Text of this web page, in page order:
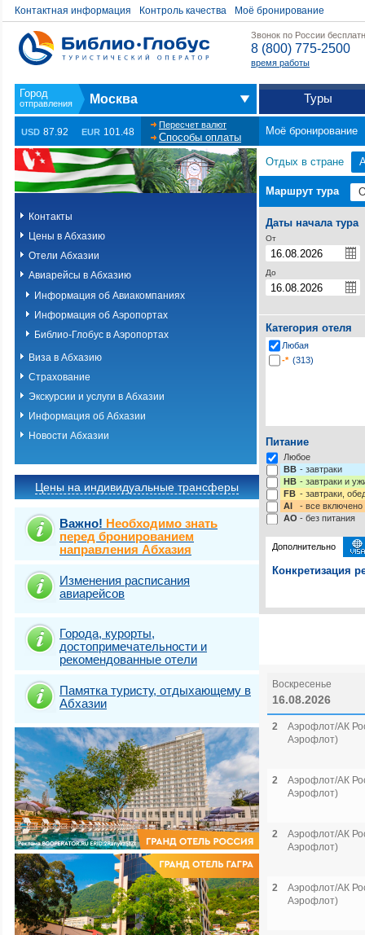
Контактная информация Контроль качества Моё бронирование
Звонок по России
8 (800) 775-2500
время работы
Москва Туры
USD 87.92 EUR 101.48
Пересчет валют
Способы оплаты
Моё бронирование
Контакты
Цены в Абхазию
Отели Абхазии
Авиарейсы в Абхазию
Информация об Авиакомпаниях
Информация об Аэропортах
Библио-Глобус в Аэропортах
Виза в Абхазию
Страхование
Экскурсии и услуги в Абхазии
Информация об Абхазии
Новости Абхазии
Цены на индивидуальные трансферы
Важно! Необходимо знать
перед бронированием
направления Абхазия
Изменения расписания
авиарейсов
Города, курорты,
достопримечательности и
рекомендованные отели
Памятка туристу, отдыхающему в
Абхазии
Отдых в стране
Маршрут тура
Даты начала тура
От
До
Категория отеля
Любая
-* (313)
Питание
Любое
BB - завтраки
HB - завтраки и
FB - завтраки,
AI
- все включено
AO - без питания
Дополнительно
Конкретизация
Воскресенье
16.08.2026
2
Аэрофлот/АК
Аэрофлот)
2
Аэрофлот/АК
Аэрофлот)
2
Аэрофлот/АК
Аэрофлот)
2
Аэрофлот/АК
Аэрофлот)